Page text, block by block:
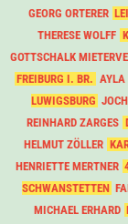
GEORG ORTERER
THERESE WOLFF
GOTTSCHALK
FREIBURG I. BR. AYLA
LUWIGSBURG
REINHARD ZARGES
HELMUT ZÖLLER
HENRIETTE MERTNER
SCHWANSTETTEN
MICHAEL ERHARD